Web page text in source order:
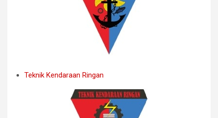
Teknik Kendaraan Ringan